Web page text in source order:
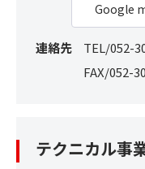
Google
連絡先
TEL/052-
FAX/052-
テクニカル事